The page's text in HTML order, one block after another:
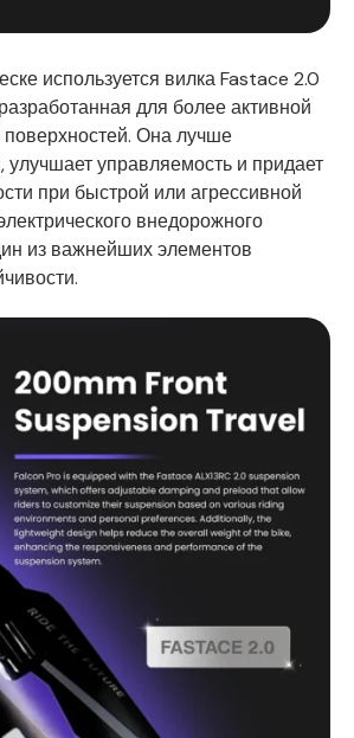
используется вилка Fastace 2.0
для более активной
Она лучше
улучшает управляемость и придает
при быстрой или агрессивной
внедорожного
из важнейших элементов